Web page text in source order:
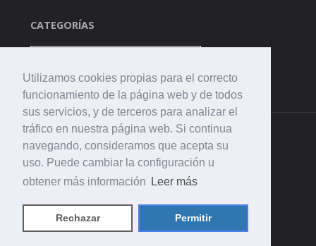
Utilizamos cookies propias para el correcto
funcionamiento de la página web y de todos
sus servicios, y de terceros para analizar el
tráfico en nuestra página web. Si continua
navegando, consideramos que acepta su
uso. Puede cambiar la configuración u
obtener más información
Leer más
Rechazar Permitir
CATEGORÍAS